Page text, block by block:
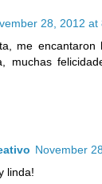
28, 2012 at
me encantaron
muchas
November
linda!